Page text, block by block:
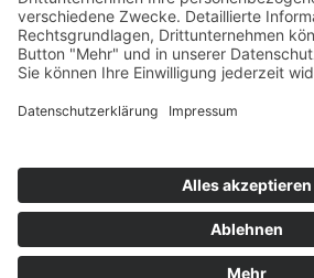
Zum Inhalt springen
Vertrag widerrufen
Werkzeugleiste öffnen